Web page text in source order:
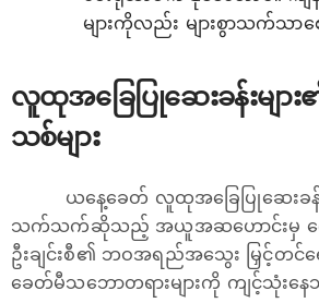
များကိုလည်း များစွာသက်သာ
လူထုအခြေပြုဆေးခန်းမျ
သစ်များ
ယနေ့ခေတ် လူထုအခြေပြုဆေးခ
သက်သက်ဆိုသည့် အယူအဆဟောင်းမှ ကျ
ဦးချင်းစီ၏ ဘဝအရည်အသွေး မြှင့်တင်
ခေတ်မီသဘောတရားများကို ကျင့်သုံးန